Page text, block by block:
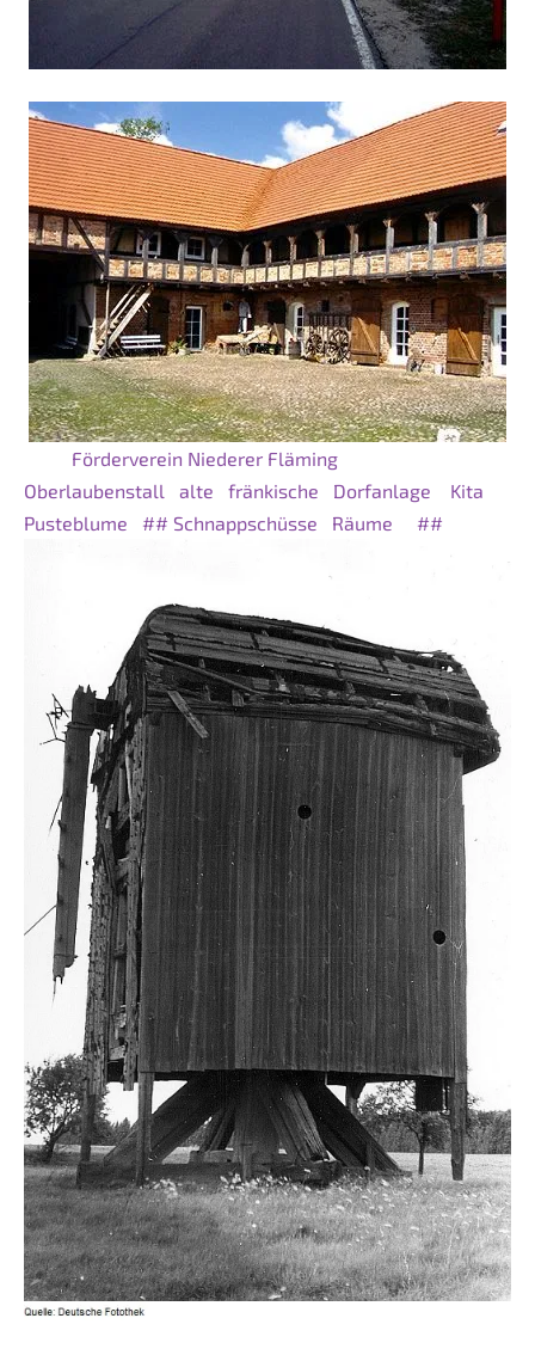
Förderverein Niederer Fläming
Oberlaubenstall
alte fränkische Dorfanlage
Kita
Pusteblume
## Schnappschüsse Räume ##